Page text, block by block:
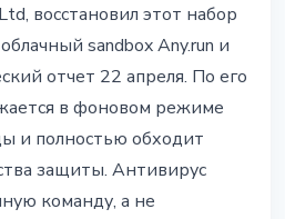
восстановил этот набор
sandbox Any.run и
отчет 22 апреля. По его
в фоновом режиме
и полностью обходит
защиты. Антивирус
команду, а не